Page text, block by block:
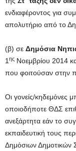
ενδιαφέροντος για
απολυτήριο από το
(β) σε Δημόσια
1ης Νοεμβρίου 2014
που φοιτούσαν στην
Οι γονείς/κηδεμόνες
οποιοδήποτε ΘΔΣ
ανεξάρτητα εάν το
εκπαιδευτική τους
Δημόσιων Δημοτικών